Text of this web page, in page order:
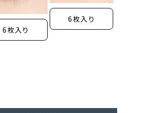
6枚入り
6枚入り